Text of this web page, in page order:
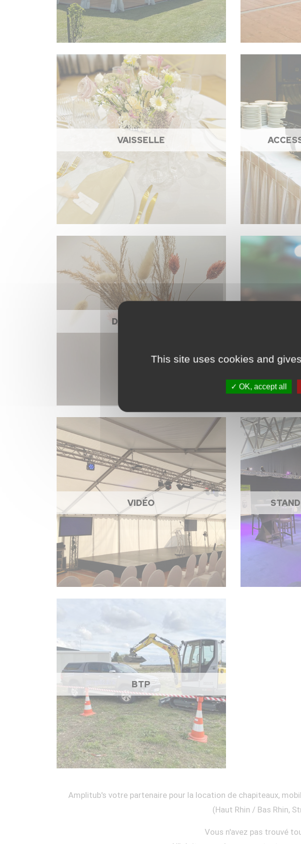
VAISSELLE
DÉCORATION
VIDÉO
BTP
Amplitub's votre partenaire pour la location de chapiteaux,
(Haut Rhin / Bas Rhin,
Vous n'avez pas trouvé
This site uses cookies and
OK, accept all